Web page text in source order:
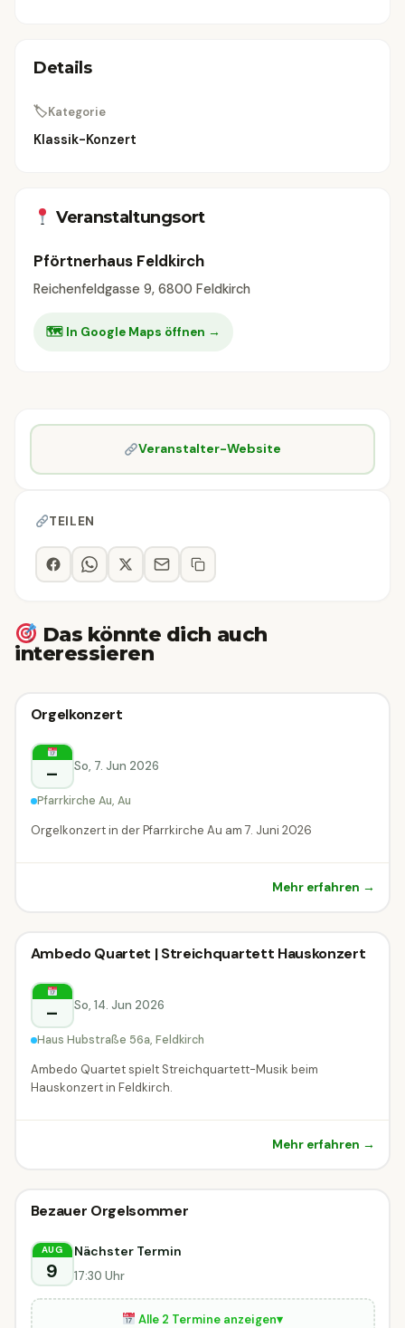
Details
🏷Kategorie
Klassik-Konzert
Veranstaltungsort
Pförtnerhaus Feldkirch
Reichenfeldgasse 9, 6800 Feldkirch
🗺 In Google Maps öffnen →
Veranstalter-Website
TEILEN
Das könnte dich auch
interessieren
Klassik-Konzert
Au
Klassik-Konzert
Orgelkonzert
– So, 7. Jun 2026
Pfarrkirche Au, Au
Orgelkonzert in der Pfarrkirche Au am 7. Juni 2026
Mehr erfahren →
Klassik-Konzert
Feldkirch
Klassik-Konzert
Ambedo Quartet | Streichquartett Hauskonzert
– So, 14. Jun 2026
Haus Hubstraße 56a, Feldkirch
Ambedo Quartet spielt Streichquartett-Musik beim
Hauskonzert in Feldkirch.
Mehr erfahren →
Klassik-Konzert
Bezau
Klassik-Konzert
Bezauer Orgelsommer
AUG
9
Nächster Termin
17:30 Uhr
Alle 2 Termine anzeigen▾